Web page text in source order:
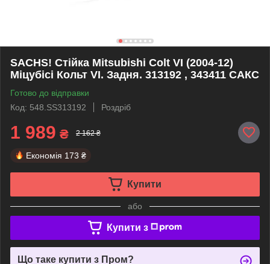
SACHS! Стійка Mitsubishi Colt VI (2004-12)
Міцубісі Кольт VI. Задня. 313192 , 343411 САКС
Готово до відправки
Код: 548.SS313192
Роздріб
1 989 ₴ 2 162 ₴
Економія 173 ₴
Купити
або
Купити з
Що таке купити з Пром?